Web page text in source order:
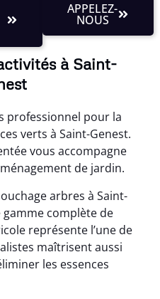
APPELEZ-
NOUS
à Saint-
professionnel pour la
verts à Saint-Genest.
vous accompagne
de jardin.
arbres à Saint-
complète de
représente l’une de
maîtrisent aussi
les essences